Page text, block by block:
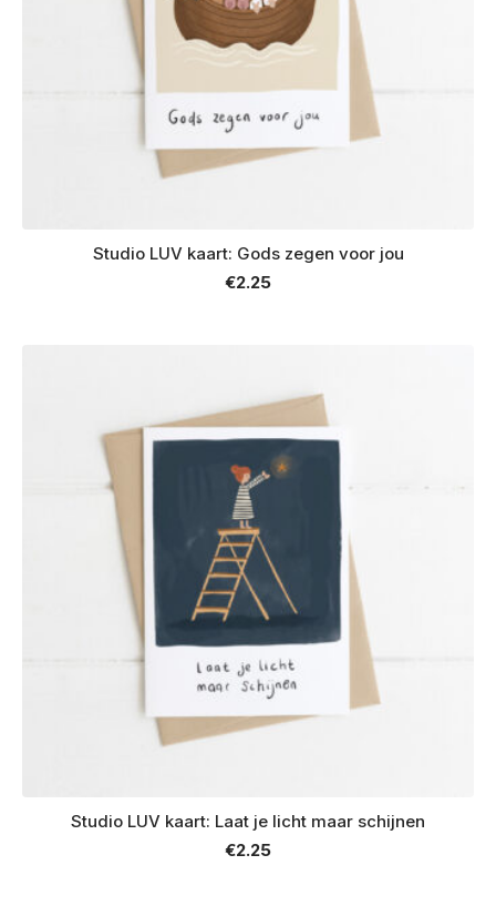
Studio LUV kaart: Gods zegen voor jou
€2.25
Studio LUV kaart: Laat je licht maar schijnen
€2.25